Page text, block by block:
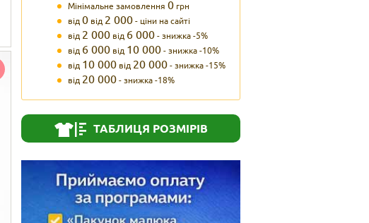
Мінімальне замовлення 0 грн
від0 від 2 000- ціни на сайті
від 2 000 від 6 000- знижка -5%
від 6 000 від 10 000- знижка -10%
від 10 000 від 20 000- знижка -15%
від 20 000- знижка -18%
ТАБЛИЦЯ РОЗМІРІВ